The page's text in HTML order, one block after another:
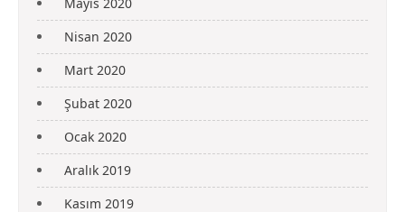
Nisan 2020
Mart 2020
Şubat 2020
Ocak 2020
Aralık 2019
Kasım 2019